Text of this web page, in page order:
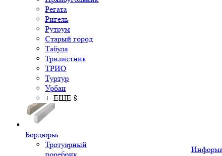
Регата
Ригель
Рутрум
Старый город
Табула
Трилистник
ТРИО
Туртур
Урбан
+ ЕЩЕ 8
Бордюры
Тротуарный